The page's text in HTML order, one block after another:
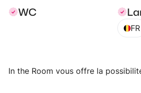
WC
FR
In the Room vous offre la